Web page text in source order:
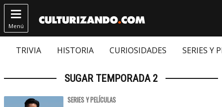

Menú
TRIVIA HISTORIA CURIOSIDADES SERIES Y
SUGAR TEMPORADA 2
SERIES Y PELÍCULAS